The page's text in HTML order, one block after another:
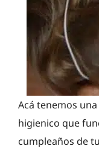
Acá tenemos
higienico que
cumpleaños de